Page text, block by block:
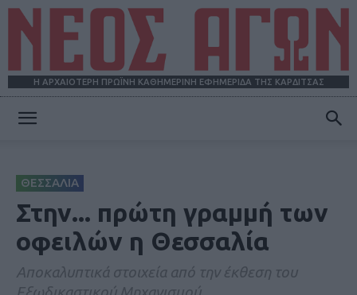
Η ΑΡΧΑΙΟΤΕΡΗ ΠΡΩΪΝΗ ΚΑΘΗΜΕΡΙΝΗ ΕΦΗΜΕΡΙΔΑ ΤΗΣ ΚΑΡΔΙΤΣΑΣ
ΘΕΣΣΑΛΙΑ
Στην... πρώτη γραμμή των
οφειλών η Θεσσαλία
Αποκαλυπτικά στοιχεία από την έκθεση του